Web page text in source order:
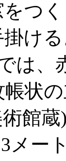
つ
け
は、
状
術館
メー